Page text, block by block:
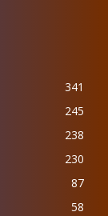
341
245
238
230
87
58